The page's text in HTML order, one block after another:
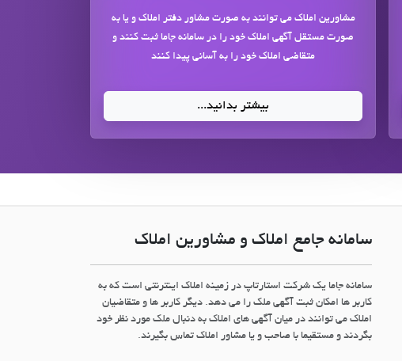
مشاورین املاک می توانند به صورت مشاور دفتر املاک و یا به
صورت مستقل آگهی املاک خود را در سامانه جاما ثبت کنند و
متقاضی املاک خود را به آسانی پیدا کنند
بیشتر بدانید...
سامانه جامع املاک و مشاورین املاک
سامانه جاما یک شرکت استارتاپ در زمینه املاک اینترنتی است که به
کاربر ها امکان ثبت آگهی ملک را می دهد. دیگر کاربر ها و متقاضیان
املاک می توانند در میان آگهی های املاک به دنبال ملک مورد نظر خود
بگردند و مستقیما با صاحب و یا مشاور املاک تماس بگیرند.